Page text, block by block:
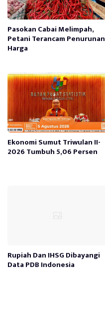
Pasokan Cabai Melimpah,
Petani Terancam Penurunan
Harga
Ekonomi Sumut Triwulan II-
2026 Tumbuh 5,06 Persen
Rupiah Dan IHSG Dibayangi
Data PDB Indonesia